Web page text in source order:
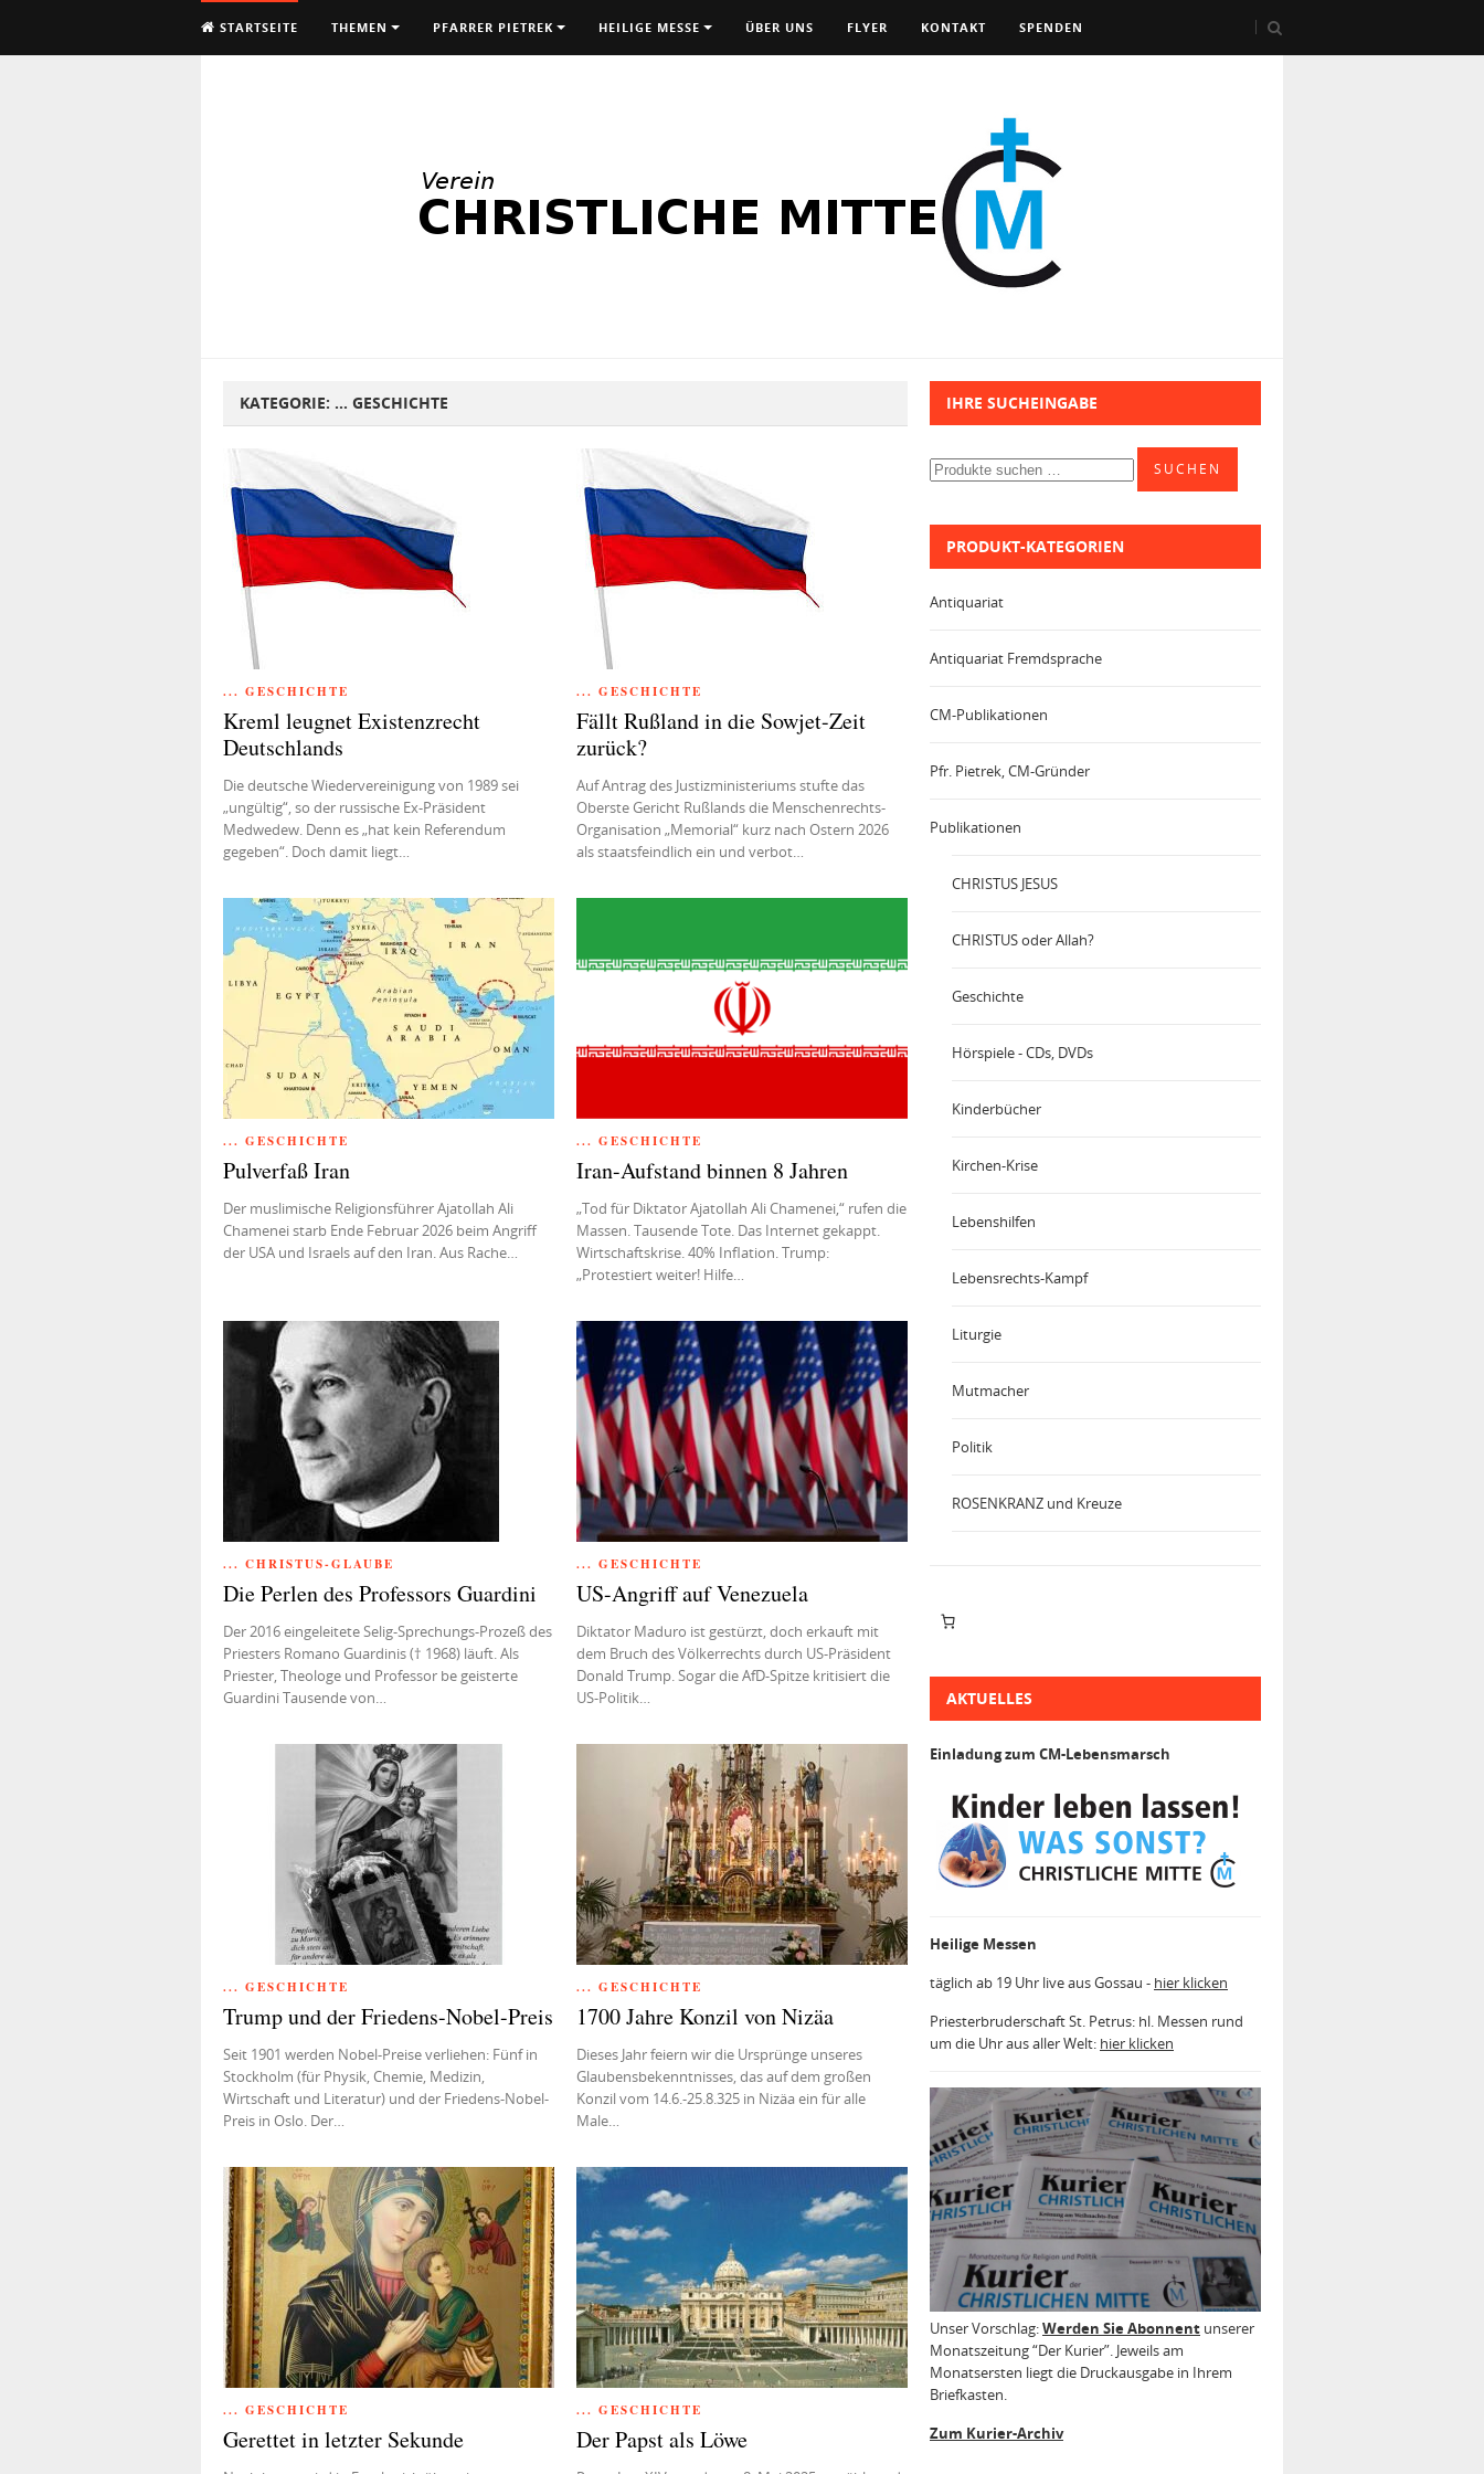
STARTSEITE THEMEN PFARRER PIETREK HEILIGE MESSE ÜBER UNS FLYER KONTAKT SPENDEN
KATEGORIE: … GESCHICHTE
... GESCHICHTE
Kreml leugnet Existenzrecht
Deutschlands
Die deutsche Wiedervereinigung von 1989 sei
„ungültig“, so der russische Ex-Präsident
Medwedew. Denn es „hat kein Referendum
gegeben“. Doch damit liegt…
... GESCHICHTE
Fällt Rußland in die Sowjet-Zeit
zurück?
Auf Antrag des Justizministeriums stufte das
Oberste Gericht Rußlands die Menschenrechts‐
Organisation „Memorial“ kurz nach Ostern 2026
als staatsfeindlich ein und verbot…
... GESCHICHTE
Pulverfaß Iran
Der muslimische Religionsführer Ajatollah Ali
Chamenei starb Ende Februar 2026 beim Angriff
der USA und Israels auf den Iran. Aus Rache…
... GESCHICHTE
Iran-Aufstand binnen 8 Jahren
„Tod für Diktator Ajatollah Ali Chamenei,“ rufen die
Massen. Tausende Tote. Das Internet gekappt.
Wirtschaftskrise. 40% Inflation. Trump:
„Protestiert weiter! Hilfe…
... CHRISTUS-GLAUBE
Die Perlen des Professors Guardini
Der 2016 eingeleitete Selig‐Sprechungs‐Prozeß des
Priesters Romano Guardinis († 1968) läuft. Als
Priester, Theologe und Professor be geisterte
Guardini Tausende von…
... GESCHICHTE
US-Angriff auf Venezuela
Diktator Maduro ist gestürzt, doch erkauft mit
dem Bruch des Völkerrechts durch US‐Präsident
Donald Trump. Sogar die AfD‐Spitze kritisiert die
US‐Politik…
... GESCHICHTE
Trump und der Friedens-Nobel-Preis
Seit 1901 werden Nobel-Preise verliehen: Fünf in
Stockholm (für Physik, Chemie, Medizin,
Wirtschaft und Literatur) und der Friedens-Nobel-
Preis in Oslo. Der…
... GESCHICHTE
1700 Jahre Konzil von Nizäa
Dieses Jahr feiern wir die Ursprünge unseres
Glaubensbekenntnisses, das auf dem großen
Konzil vom 14.6.‐25.8.325 in Nizäa ein für alle
Male…
... GESCHICHTE
Gerettet in letzter Sekunde
... GESCHICHTE
Der Papst als Löwe
IHRE SUCHEINGABE
Suchen
nach:
SUCHEN
PRODUKT-KATEGORIEN
Antiquariat
Antiquariat Fremdsprache
CM-Publikationen
Pfr. Pietrek, CM-Gründer
Publikationen
CHRISTUS JESUS
CHRISTUS oder Allah?
Geschichte
Hörspiele - CDs, DVDs
Kinderbücher
Kirchen-Krise
Lebenshilfen
Lebensrechts-Kampf
Liturgie
Mutmacher
Politik
ROSENKRANZ und Kreuze
AKTUELLES
Einladung zum CM-Lebensmarsch
Heilige Messen
täglich ab 19 Uhr live aus Gossau - hier klicken
Priesterbruderschaft St. Petrus: hl. Messen rund
um die Uhr aus aller Welt: hier klicken
Unser Vorschlag:Werden Sie Abonnent unserer
Monatszeitung “Der Kurier”. Jeweils am
Monatsersten liegt die Druckausgabe in Ihrem
Briefkasten.
Zum Kurier-Archiv